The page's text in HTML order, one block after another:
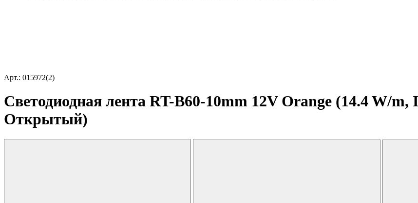
Арт.: 015972(2)
Светодиодная лента RT-B60-10mm 12V Orange (14.4 W/
Открытый)